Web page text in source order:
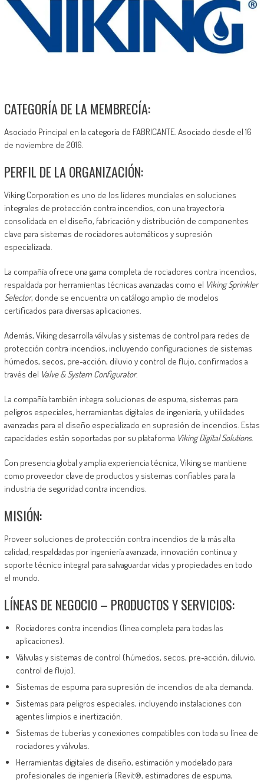
CATEGORÍA DE LA MEMBRECÍA:
Asociado Principal en la categoría de FABRICANTE. Asociado desde el 16
de noviembre de 2016.
PERFIL DE LA ORGANIZACIÓN:
Viking Corporation es uno de los líderes mundiales en soluciones
integrales de protección contra incendios, con una trayectoria
consolidada en el diseño, fabricación y distribución de componentes
clave para sistemas de rociadores automáticos y supresión
especializada.
La compañía ofrece una gama completa de rociadores contra incendios,
respaldada por herramientas técnicas avanzadas como el Viking Sprinkler
Selector, donde se encuentra un catálogo amplio de modelos
certificados para diversas aplicaciones.
Además, Viking desarrolla válvulas y sistemas de control para redes de
protección contra incendios, incluyendo configuraciones de sistemas
húmedos, secos, pre-acción, diluvio y control de flujo, confirmados a
través del Valve & System Configurator.
La compañía también integra soluciones de espuma, sistemas para
peligros especiales, herramientas digitales de ingeniería, y utilidades
avanzadas para el diseño especializado en supresión de incendios. Estas
capacidades están soportadas por su plataforma Viking Digital Solutions.
Con presencia global y amplia experiencia técnica, Viking se mantiene
como proveedor clave de productos y sistemas confiables para la
industria de seguridad contra incendios.
MISIÓN:
Proveer soluciones de protección contra incendios de la más alta
calidad, respaldadas por ingeniería avanzada, innovación continua y
soporte técnico integral para salvaguardar vidas y propiedades en todo
el mundo.
LÍNEAS DE NEGOCIO – PRODUCTOS Y SERVICIOS:
Rociadores contra incendios (línea completa para todas las
aplicaciones).
Válvulas y sistemas de control (húmedos, secos, pre-acción, diluvio,
control de flujo).
Sistemas de espuma para supresión de incendios de alta demanda.
Sistemas para peligros especiales, incluyendo instalaciones con
agentes limpios e inertización.
Sistemas de tuberías y conexiones compatibles con toda su línea de
rociadores y válvulas.
Herramientas digitales de diseño, estimación y modelado para
profesionales de ingeniería (Revit®, estimadores de espuma,